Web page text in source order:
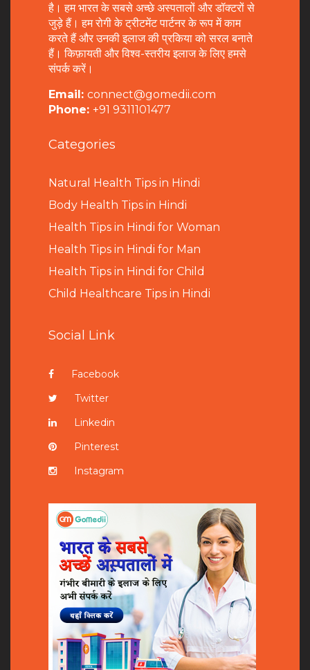
है। हम भारत के सबसे अच्छे अस्पतालों और डॉक्टरों से
जुड़े हैं। हम रोगी के ट्रीटमेंट पार्टनर के रूप में काम
करते हैं और उनकी इलाज की प्रकिया को सरल बनाते
हैं। किफ़ायती और विश्व-स्तरीय इलाज के लिए हमसे
संपर्क करें।
Email: connect@gomedii.com
Phone: +91 9311101477
Categories
Natural Health Tips in Hindi
Body Health Tips in Hindi
Health Tips in Hindi for Woman
Health Tips in Hindi for Man
Health Tips in Hindi for Child
Child Healthcare Tips in Hindi
Social Link
Facebook
Twitter
Linkedin
Pinterest
Instagram